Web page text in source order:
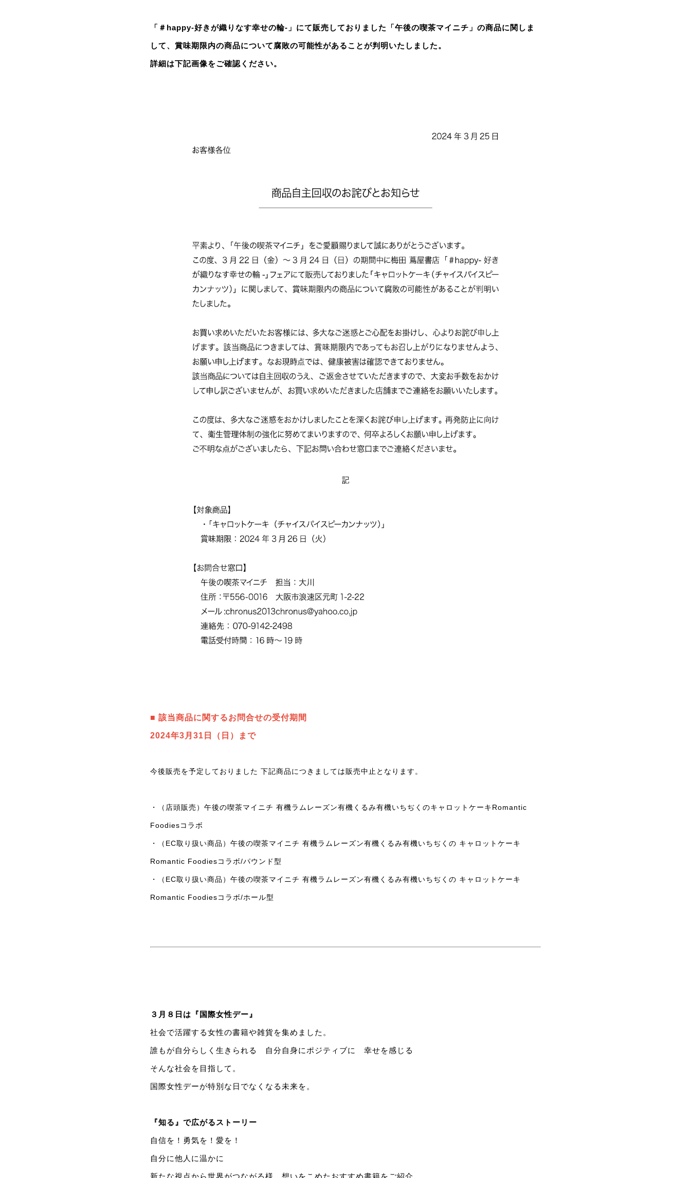
「＃happy-好きが織りなす幸せの輪-」にて販売しておりました「午後の喫茶マイニチ」の商品に関しま
して、賞味期限内の商品について腐敗の可能性があることが判明いたしました。
詳細は下記画像をご確認ください。
■ 該当商品に関するお問合せの受付期間
2024年3月31日（日）まで
今後販売を予定しておりました 下記商品につきましては販売中止となります。
・（店頭販売）午後の喫茶マイニチ 有機ラムレーズン有機くるみ有機いちぢくのキャロットケーキRomantic
Foodiesコラボ
・（EC取り扱い商品）午後の喫茶マイニチ 有機ラムレーズン有機くるみ有機いちぢくの キャロットケーキ
Romantic Foodiesコラボ/パウンド型
・（EC取り扱い商品）午後の喫茶マイニチ 有機ラムレーズン有機くるみ有機いちぢくの キャロットケーキ
Romantic Foodiesコラボ/ホール型
３月８日は『国際女性デー』
社会で活躍する女性の書籍や雑貨を集めました。
誰もが自分らしく生きられる 自分自身にポジティブに 幸せを感じる
そんな社会を目指して。
国際女性デーが特別な日でなくなる未来を。
『知る』で広がるストーリー
自信を！勇気を！愛を！
自分に他人に温かに
新たな視点から世界がつながる様、想いをこめたおすすめ書籍をご紹介。